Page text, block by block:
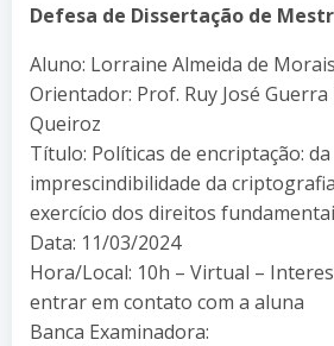
Defesa de Dissertação de
Aluno: Lorraine Almeida de Morais
Orientador: Prof. Ruy José
Queiroz
Título: Políticas de encriptação: da
imprescindibilidade da
exercício dos direitos
Data: 11/03/2024
Hora/Local: 10h – Virtual –
entrar em contato com a aluna
Banca Examinadora: